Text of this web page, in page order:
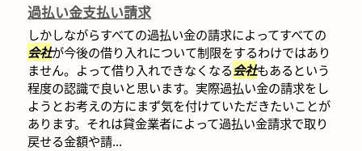
過払い金支払い請求
しかしながらすべての過払い金の請求によってすべての
会社が今後の借り入れについて制限をするわけではあり
ません。よって借り入れできなくなる会社もあるという
程度の認識で良いと思います。実際過払い金の請求をし
ようとお考えの方にまず気を付けていただきたいことが
あります。それは貸金業者によって過払い金請求で取り
戻せる金額や請...